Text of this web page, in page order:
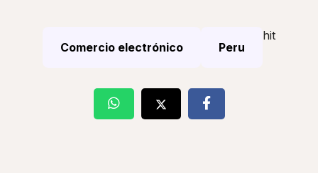
Comercio electrónico Peru
hit